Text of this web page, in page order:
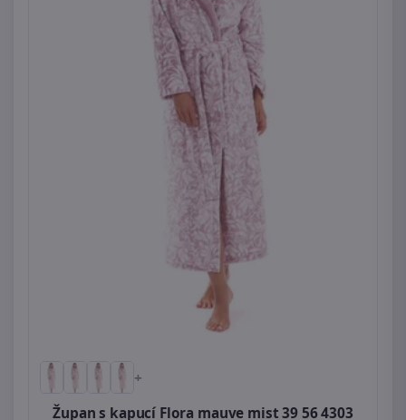
+
Župan s kapucí Flora mauve mist 39 56 4303